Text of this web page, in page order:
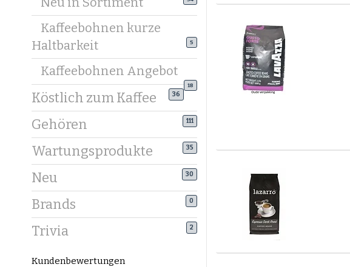
Kaffeebohnen kurze
Haltbarkeit
5
Kaffeebohnen Angebot
18
Köstlich zum Kaffee 36
Gehören 111
Wartungsprodukte 35
Neu 30
Brands 0
Trivia 2
Kundenbewertungen